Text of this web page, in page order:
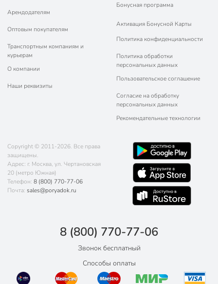
Арендодателям
Оптовым покупателям
Транспортным компаниям и
курьерам
О компании
Наши реквизиты
Бонусная программа
Активация Бонусной Карты
Политика конфиденциальности
Политика обработки
персональных данных
Пользовательское соглашение
Согласие на обработку
персональных данных
Рекомендательные технологии
Copyright © 2011-2026. Все права
защищены.
Адрес: г. Москва, ул. Чертановская
20 (метро Южная)
Телефон: 8 (800) 770-77-06
Почта: sales@poryadok.ru
8 (800) 770-77-06
Звонок бесплатный
Способы оплаты